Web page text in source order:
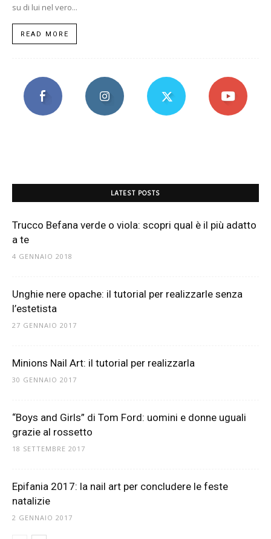
su di lui nel vero...
READ MORE
LATEST POSTS
Trucco Befana verde o viola: scopri qual è il più adatto
a te
4 GENNAIO 2018
Unghie nere opache: il tutorial per realizzarle senza
l’estetista
27 GENNAIO 2017
Minions Nail Art: il tutorial per realizzarla
30 GENNAIO 2017
“Boys and Girls” di Tom Ford: uomini e donne uguali
grazie al rossetto
18 SETTEMBRE 2017
Epifania 2017: la nail art per concludere le feste
natalizie
2 GENNAIO 2017